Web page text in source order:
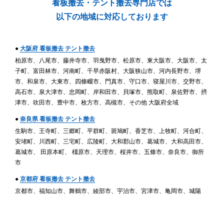
看板撤去・テント撤去専門店では
以下の地域に対応しております
● 大阪府 看板撤去 テント撤去
柏原市、八尾市、藤井寺市、羽曳野市、松原市、東大阪市、大阪市、太
子町、富田林市、河南町、千早赤阪村、大阪狭山市、河内長野市、堺
市、和泉市、大東市、四條畷市、門真市、守口市、寝屋川市、交野市、
高石市、泉大津市、忠岡町、岸和田市、貝塚市、熊取町、泉佐野市、摂
津市、吹田市、豊中市、枚方市、高槻市、その他 大阪府全域
● 奈良県 看板撤去 テント撤去
生駒市、王寺町、三郷町、平群町、斑鳩町、香芝市、上牧町、河合町、
安堵町、川西町、三宅町、広陵町、大和郡山市、葛城市、大和高田市、
葛城市、 田原本町、 橿原市、天理市、桜井市、五條市、奈良市、御所
市
● 京都府 看板撤去 テント撤去
京都市、福知山市、舞鶴市、綾部市、宇治市、宮津市、亀岡市、城陽